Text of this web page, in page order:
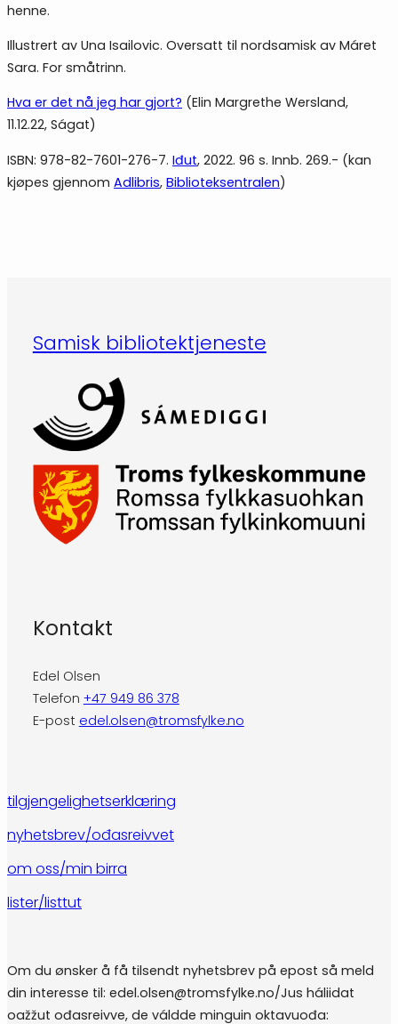
henne.
Illustrert av Una Isailovic. Oversatt til nordsamisk av Máret
Sara. For småtrinn.
Hva er det nå jeg har gjort? (Elin Margrethe Wersland,
11.12.22, Ságat)
ISBN: 978-82-7601-276-7. Iđut, 2022. 96 s. Innb. 269.- (kan
kjøpes gjennom Adlibris, Biblioteksentralen)
Samisk bibliotektjeneste
Kontakt
Edel Olsen
Telefon +47 949 86 378
E-post edel.olsen@tromsfylke.no
tilgjengelighetserklæring
nyhetsbrev/ođasreivvet
om oss/min birra
lister/listtut
Om du ønsker å få tilsendt nyhetsbrev på epost så meld
din interesse til: edel.olsen@tromsfylke.no/Jus háliidat
oažžut ođasreivve, de váldde minguin oktavuođa: